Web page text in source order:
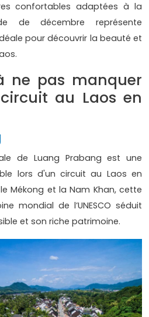
confortables adaptées à la
de décembre représente
pour découvrir la beauté et
ne pas manquer
au Laos en
de Luang Prabang est une
lors d'un circuit au Laos en
Mékong et la Nam Khan, cette
mondial de l’UNESCO séduit
et son riche patrimoine.